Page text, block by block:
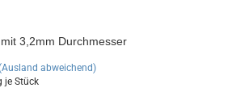
3,2mm Durchmesser
abweichend)
je Stück